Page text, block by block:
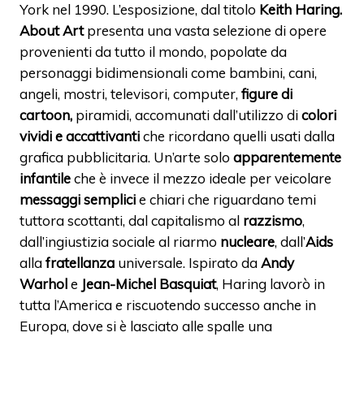
York nel 1990. L’esposizione, dal titolo Keith Haring.
About Artpresenta una vasta selezione di opere
provenienti da tutto il mondo, popolate da
personaggi bidimensionali come bambini, cani,
angeli, mostri, televisori, computer, figure di
cartoon, piramidi, accomunati dall’utilizzo dicolori
vividi e accattivantiche ricordano quelli usati dalla
grafica pubblicitaria. Un’arte solo apparentemente
infantileche è invece il mezzo ideale per veicolare
messaggi semplicie chiari che riguardano temi
tuttora scottanti, dal capitalismo al razzismo,
dall’ingiustizia sociale al riarmo nucleare, dall’Aids
allafratellanza universale. Ispirato daAndy
Warhole Jean-Michel Basquiat, Haring lavorò in
tutta l’America e riscuotendo successo anche in
Europa, dove si è lasciato alle spalle una